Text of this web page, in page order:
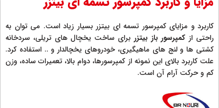
کاربرد و مزایای کمپرسور تسمه ای بیتزر بسیار زیاد است. می توان به
راحتی از کمپرسور باز بیتزر برای ساخت یخچال های تریلی، سردخانه
کشتی ها و لنج های ماهیگیری، خودروهای یخچالدار و .. استفاده کرد.
علت کاربرد بالای این نمونه از کمپرسورها، دوام بالا، تعمیرات ساده، وزن
کم و حرکت آرام آن است.